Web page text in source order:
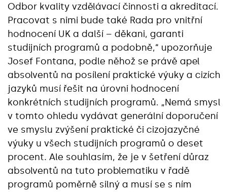
Odbor kvality vzdělávací činnosti a akreditací.
Pracovat s nimi bude také Rada pro vnitřní
hodnocení UK a další – děkani, garanti
studijních programů a podobně,“ upozorňuje
Josef Fontana, podle něhož se právě apel
absolventů na posílení praktické výuky a cizích
jazyků musí řešit na úrovni hodnocení
konkrétních studijních programů. „Nemá smysl
v tomto ohledu vydávat generální doporučení
ve smyslu zvýšení praktické či cizojazyčné
výuky u všech studijních programů o deset
procent. Ale souhlasím, že je v šetření důraz
absolventů na tuto problematiku v řadě
programů poměrně silný a musí se s ním